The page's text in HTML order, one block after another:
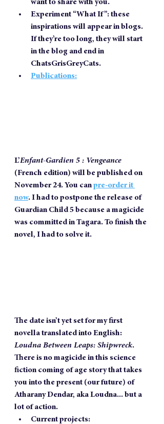
want to share with you.
Experiment “What If”: these
inspirations will appear in blogs.
If they’re too long, they will start
in the blog and end in
ChatsGrisGreyCats.
Publications:
L’Enfant-Gardien 5 : Vengeance
(French edition) will be published on
November 24. You can pre-order it
now. I had to postpone the release of
Guardian Child 5 because a magicide
was committed in Tagara. To finish the
novel, I had to solve it.
The date isn’t yet set for my first
novella translated into English:
Loudna Between Leaps: Shipwreck.
There is no magicide in this science
fiction coming of age story that takes
you into the present (our future) of
Atharany Dendar, aka Loudna... but a
lot of action.
Current projects: